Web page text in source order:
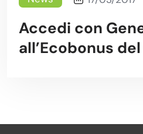
Accedi con
all’Ecobonus